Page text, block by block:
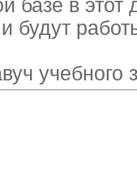
базе в этот
будут